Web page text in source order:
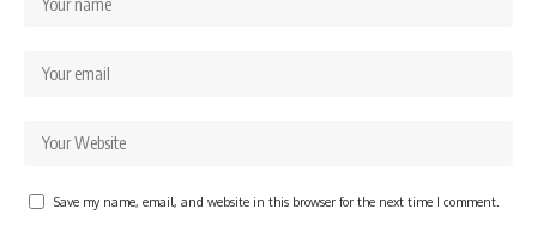
Save my name, email, and website in this browser for the next time I comment.